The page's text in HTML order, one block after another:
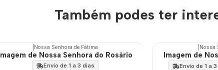
Também podes ter
Nossa Senhora de Fátima
Imagem de Nossa Senhora do Rosário
Envio de 1 a 3 dias
Nossa
Imagem de
Envio de 1 a